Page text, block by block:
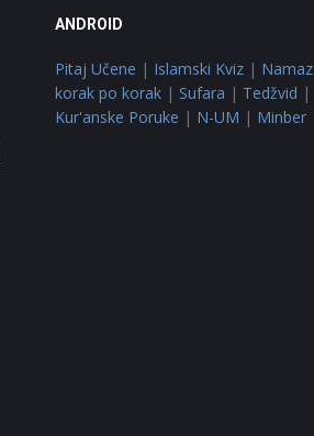
ANDROID
Pitaj Učene | Islamski Kviz| Namaz
korak po korak| Sufara | Tedžvid |
Kur'anske Poruke | N-UM | Minber